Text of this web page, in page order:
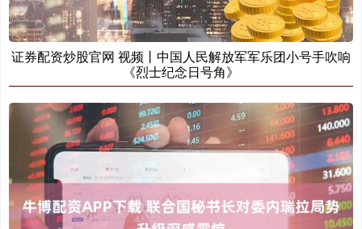
证券配资炒股官网 视频丨中国人民解放军军乐团小号手吹响
《烈士纪念日号角》